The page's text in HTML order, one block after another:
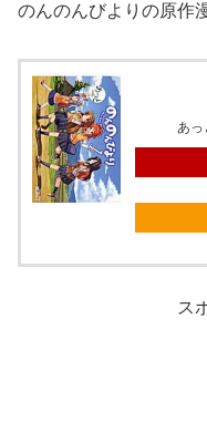
のんのんびよりの原作
あっ
ス